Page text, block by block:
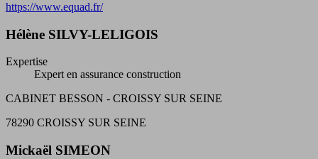
https://www.equad.fr/
Hélène SILVY-LELIGOIS
Expertise
Expert en assurance construction
CABINET BESSON - CROISSY SUR SEINE
78290 CROISSY SUR SEINE
Mickaël SIMEON